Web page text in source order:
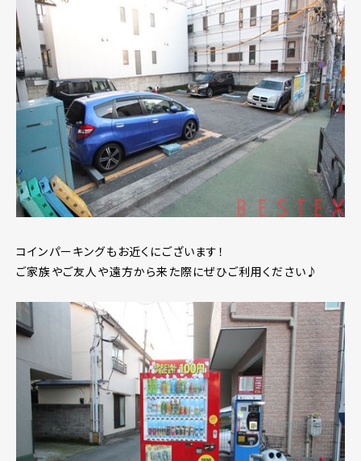
コインパーキングもお近くにございます！
ご家族やご友人や遠方から来た際にぜひご利用ください♪